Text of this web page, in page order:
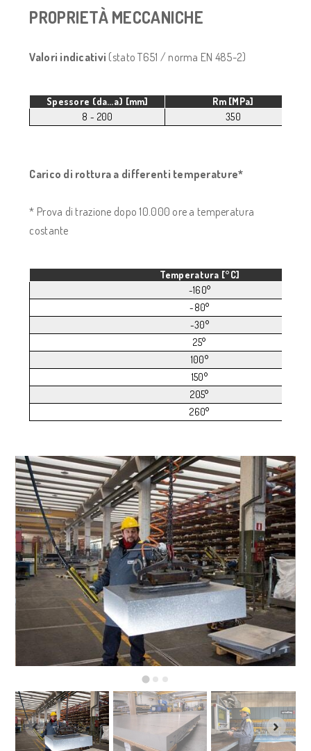
PROPRIETÀ MECCANICHE
Valori indicativi (stato T651 / norma EN 485-2)
Spessore (da…a) [mm]
Rm [MPa]
8 - 200
350
Carico di rottura a differenti temperature*
* Prova di trazione dopo 10.000 ore a temperatura
costante
Temperatura [°C]
-160°
-80°
-30°
25°
100°
150°
205°
260°